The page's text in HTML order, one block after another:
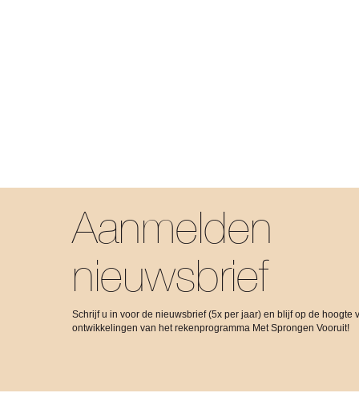
Aanmelden
nieuwsbrief
Schrijf u in voor de nieuwsbrief (5x per jaar) en blijf op de hoogte
ontwikkelingen van het rekenprogramma Met Sprongen Vooruit!